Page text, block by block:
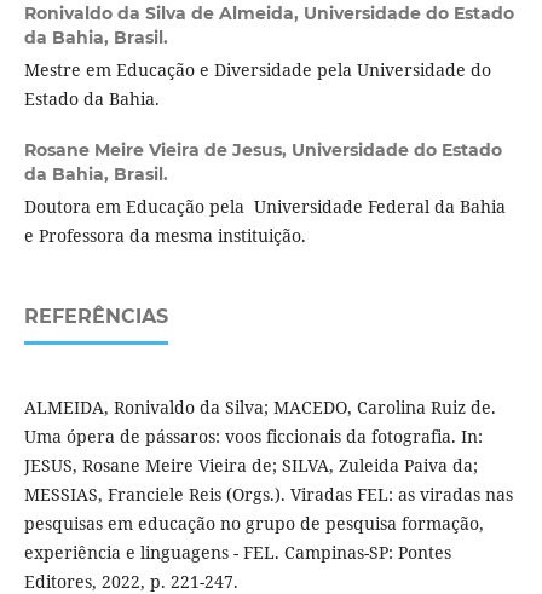
Ronivaldo da Silva de Almeida, Universidade do Estado
da Bahia, Brasil.
Mestre em Educação e Diversidade pela Universidade do
Estado da Bahia.
Rosane Meire Vieira de Jesus, Universidade do Estado
da Bahia, Brasil.
Doutora em Educação pela Universidade Federal da Bahia
e Professora da mesma instituição.
REFERÊNCIAS
ALMEIDA, Ronivaldo da Silva; MACEDO, Carolina Ruiz de.
Uma ópera de pássaros: voos ficcionais da fotografia. In:
JESUS, Rosane Meire Vieira de; SILVA, Zuleida Paiva da;
MESSIAS, Franciele Reis (Orgs.). Viradas FEL: as viradas nas
pesquisas em educação no grupo de pesquisa formação,
experiência e linguagens - FEL. Campinas-SP: Pontes
Editores, 2022, p. 221-247.